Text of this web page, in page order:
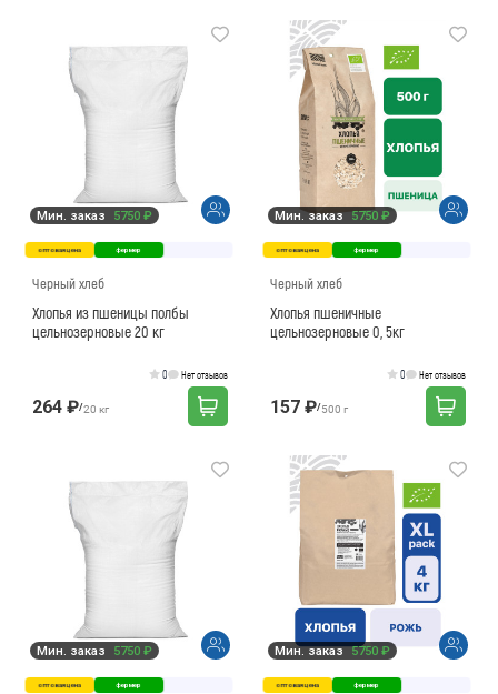
Мин. заказ 5750 ₽
оптовая цена фермер
Черный хлеб
Хлопья из пшеницы полбы
цельнозерновые 20 кг
0 Нет отзывов
264 ₽/20 кг
Мин. заказ 5750 ₽
оптовая цена фермер
Черный хлеб
Хлопья пшеничные
цельнозерновые 0, 5кг
0 Нет отзывов
157 ₽/500 г
Мин. заказ 5750 ₽
оптовая цена фермер
Мин. заказ 5750 ₽
оптовая цена фермер